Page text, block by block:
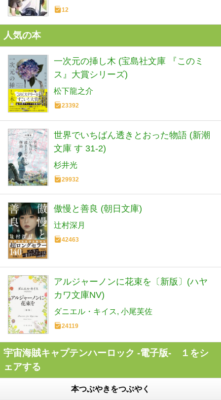
12
人気の本
一次元の挿し木 (宝島社文庫 『このミ
ス』大賞シリーズ)
松下龍之介
23392
世界でいちばん透きとおった物語 (新潮
文庫 す 31-2)
杉井光
29932
傲慢と善良 (朝日文庫)
辻村深月
42463
アルジャーノンに花束を〔新版〕(ハヤ
カワ文庫NV)
ダニエル・キイス 小尾芙佐
24119
宇宙海賊キャプテンハーロック -電子版- １をシ
ェアする
本つぶやきをつぶやく